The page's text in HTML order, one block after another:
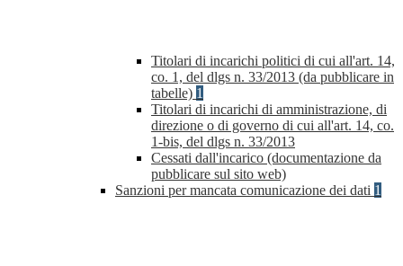
Titolari di incarichi politici di cui all'art. 14,
co. 1, del dlgs n. 33/2013 (da pubblicare in
tabelle) 1
Titolari di incarichi di amministrazione, di
direzione o di governo di cui all'art. 14, co.
1-bis, del dlgs n. 33/2013
Cessati dall'incarico (documentazione da
pubblicare sul sito web)
Sanzioni per mancata comunicazione dei dati 1